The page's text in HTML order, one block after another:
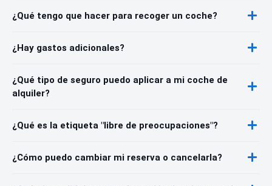
¿Qué tengo que hacer para recoger un coche?
¿Hay gastos adicionales?
¿Qué tipo de seguro puedo aplicar a mi coche de
alquiler?
¿Qué es la etiqueta "libre de preocupaciones"?
¿Cómo puedo cambiar mi reserva o cancelarla?